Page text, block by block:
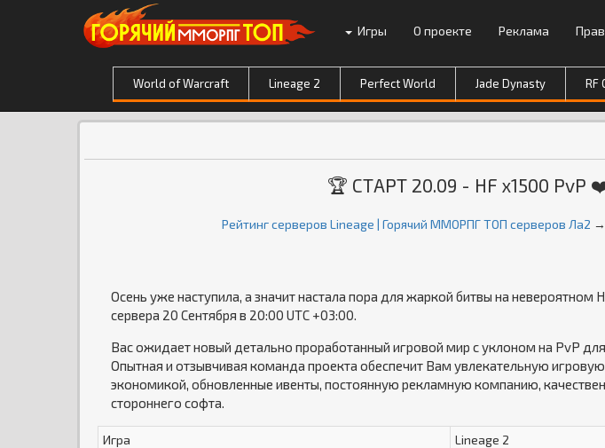
Игры О проекте Реклама
World of Warcraft Lineage 2 Perfect World Jade Dynasty RF
🏆 СТАРТ 20.09 - HF x1500 PvP
Рейтинг серверов Lineage | Горячий ММОРПГ ТОП серверов Ла2 →
Осень уже наступила, а значит настала пора для жаркой битвы на невероятном
сервера 20 Сентября в 20:00 UTC +03:00.
Вас ожидает новый детально проработанный игровой мир с уклоном на PvP
Опытная и отзывчивая команда проекта обеспечит Вам увлекательную
экономикой, обновленные ивенты, постоянную рекламную компанию,
стороннего софта.
Игра
Lineage 2